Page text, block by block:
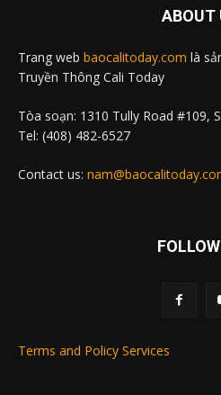
ABOUT
Trang web baocalitoday.com là
Truyền Thông Cali Today
Tòa soạn: 1310 Tully Road #109,
Tel: (408) 482-6527
Contact us:
Terms and Policy Services